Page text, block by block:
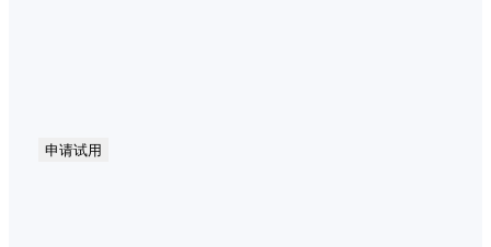
申请试用